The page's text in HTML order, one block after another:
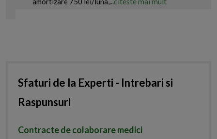
Sfaturi de la Experti - Intrebari si
Raspunsuri
Contracte de colaborare medici